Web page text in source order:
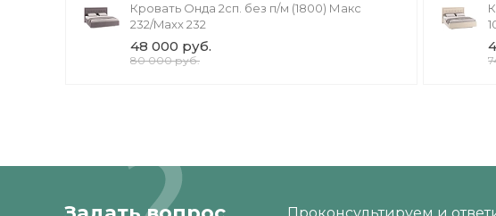
Кровать Онда 2сп. без п/м (1800) Макс
232/Maxx 232
48 000 руб.
80 000 руб.